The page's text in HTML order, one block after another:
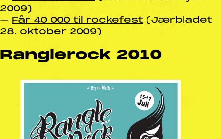
2009)
– Får 40 000 til rockefest (Jærbladet
28. oktober 2009)
Ranglerock 2010